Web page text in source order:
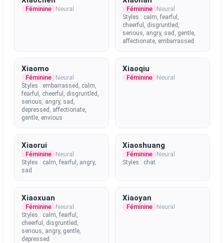
Féminine Neural Féminine Neural
Styles : calm, fearful,
cheerful, disgruntled,
serious, angry, sad, gentle,
affectionate, embarrassed
Xiaomo
Féminine Neural
Styles : embarrassed, calm,
fearful, cheerful, disgruntled,
serious, angry, sad,
depressed, affectionate,
gentle, envious
Xiaoqiu
Féminine Neural
Xiaorui
Féminine Neural
Styles : calm, fearful, angry,
sad
Xiaoshuang
Féminine Neural
Styles : chat
Xiaoxuan
Féminine Neural
Styles : calm, fearful,
cheerful, disgruntled,
serious, angry, gentle,
depressed
Xiaoyan
Féminine Neural